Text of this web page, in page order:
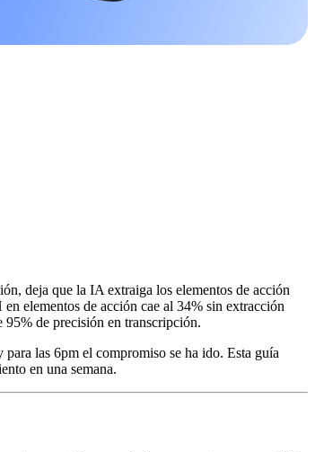
deja que la IA extraiga los elementos de acción
elementos de acción cae al 34% sin extracción
95% de precisión en transcripción.
las 6pm el compromiso se ha ido. Esta guía
en una semana.